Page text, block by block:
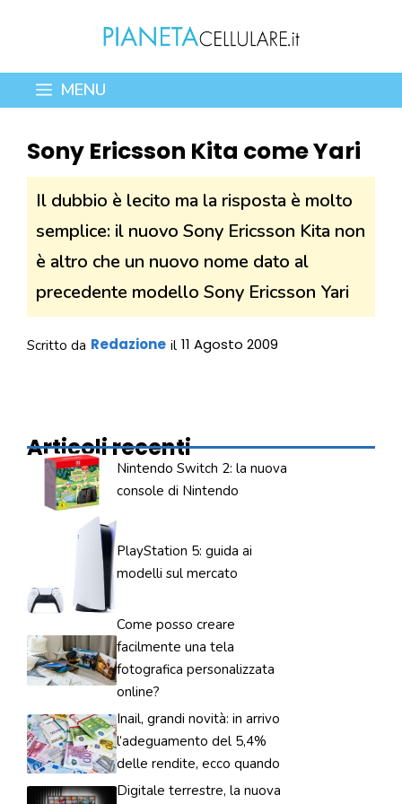
contenuto
MENU
Sony Ericsson Kita come Yari
Il dubbio è lecito ma la risposta è molto
semplice: il nuovo Sony Ericsson Kita non
è altro che un nuovo nome dato al
precedente modello Sony Ericsson Yari
Scritto da Redazione il 11 Agosto 2009
Articoli recenti
Nintendo Switch 2: la nuova
console di Nintendo
PlayStation 5: guida ai
modelli sul mercato
Come posso creare
facilmente una tela
fotografica personalizzata
online?
Inail, grandi novità: in arrivo
l’adeguamento del 5,4%
delle rendite, ecco quando
Digitale terrestre, la nuova